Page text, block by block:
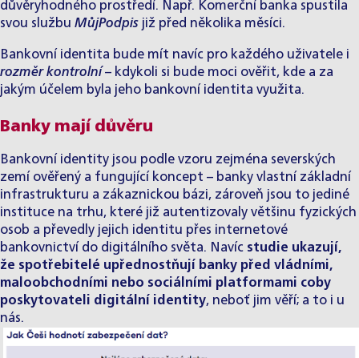
důvěryhodného prostředí. Např. Komerční banka spustila
svou službu MůjPodpis již před několika měsíci.
Bankovní identita bude mít navíc pro každého uživatele i
rozměr kontrolní – kdykoli si bude moci ověřit, kde a za
jakým účelem byla jeho bankovní identita využita.
Banky mají důvěru
Bankovní identity jsou podle vzoru zejména severských
zemí ověřený a fungující koncept – banky vlastní základní
infrastrukturu a zákaznickou bázi, zároveň jsou to jediné
instituce na trhu, které již autentizovaly většinu fyzických
osob a převedly jejich identitu přes internetové
bankovnictví do digitálního světa. Navíc studie ukazují,
že spotřebitelé upřednostňují banky před vládními,
maloobchodními nebo sociálními platformami coby
poskytovateli digitální identity, neboť jim věří; a to i u
nás.